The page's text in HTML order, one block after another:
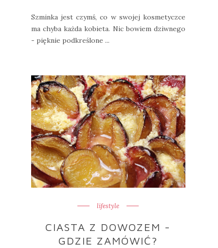
Szminka jest czymś, co w swojej kosmetyczce
ma chyba każda kobieta. Nic bowiem dziwnego
- pięknie podkreślone ...
lifestyle
CIASTA Z DOWOZEM -
GDZIE ZAMÓWIĆ?